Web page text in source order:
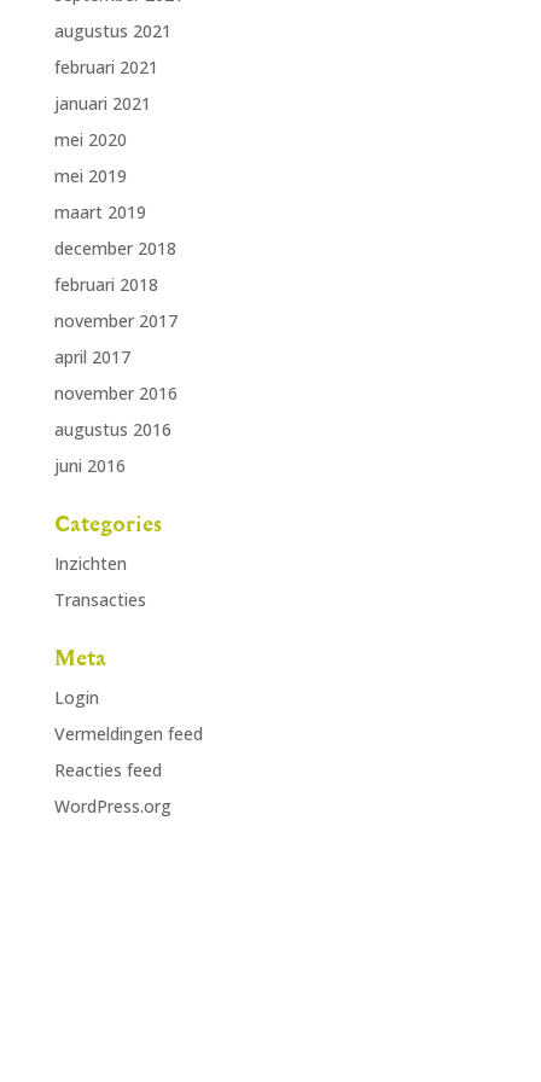
augustus 2021
februari 2021
januari 2021
mei 2020
mei 2019
maart 2019
december 2018
februari 2018
november 2017
april 2017
november 2016
augustus 2016
juni 2016
Categories
Inzichten
Transacties
Meta
Login
Vermeldingen feed
Reacties feed
WordPress.org